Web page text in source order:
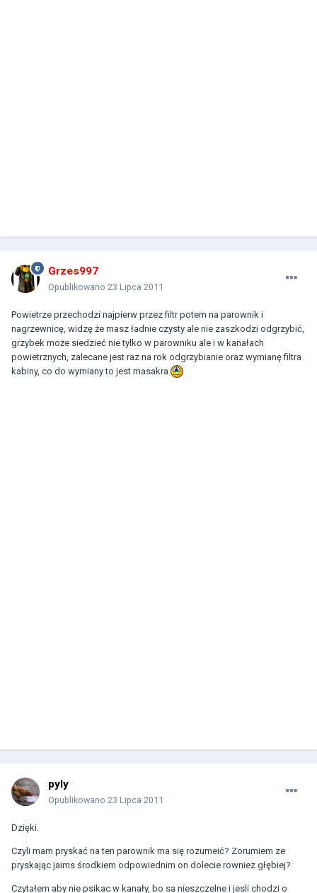
Grzes997
Opublikowano 23 Lipca 2011
Powietrze przechodzi najpierw przez filtr potem na parownik i
nagrzewnicę, widzę że masz ładnie czysty ale nie zaszkodzi odgrzybić,
grzybek może siedzieć nie tylko w parowniku ale i w kanałach
powietrznych, zalecane jest raz na rok odgrzybianie oraz wymianę filtra
kabiny, co do wymiany to jest masakra
pyly
Opublikowano 23 Lipca 2011
Dzięki.
Czyli mam pryskać na ten parownik ma się rozumeić? Zorumiem ze
pryskając jaims środkiem odpowiednim on dolecie rowniez głębiej?
Czytałem aby nie psikac w kanały, bo sa nieszczelne i jesli chodzi o